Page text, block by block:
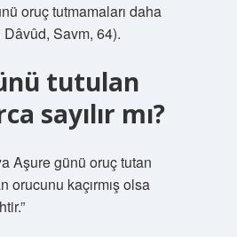
oruç tutmamaları daha
Dâvûd, Savm, 64).
tutulan
sayılır mı?
Aşure günü oruç tutan
orucunu kaçırmış olsa